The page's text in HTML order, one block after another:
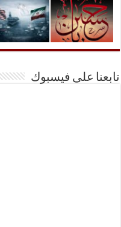
تابعنا على فيسبوك